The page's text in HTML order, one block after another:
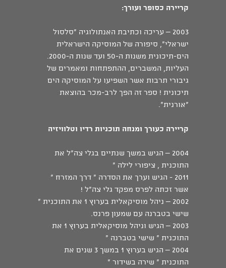
קריירה כסופר ועורך:
2003 – עריכה וכתיבת האנתולוגיה "סלסול
ישראלי", סיפורה של המוסיקה הישראלית
הים-תיכונית משנות ה-50 ועד שנות ה-2000.
העליות, המשברים, ההתפתחות ומאמרים של
גיבורי תרבות אשר השפיעו על המוסיקה הים
תיכונית ! ספר זה הפך לרב-מכר בהוצאת
"אורנית".
קריירה כעורך ומנחה תוכניות רדיו וטלוויזיה
2004 – הגיש במשך שנתיים בגלי צה"ל את
התוכנית , ציפורי לילה "
2011 - הגיש וערך את הסדרה " דרך המזרח "
אשר זכתה לפרס מפקד גלי צה"ל !
2002 – ניהל מוסיקאלית בערוץ 1 את התוכנית "
שישי בטברנה עם שמעון פרנס.
2003 – הגיש וניהל מוסיקאלית בערוץ 1 את
התוכנית " שישי בטברנה "
2004 – הגיש בערוץ 1 במשך 3 שנים את
התוכנית " שירה בשידור "